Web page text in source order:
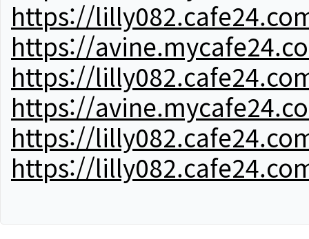
https://
https://
https://
https://
https://
https://